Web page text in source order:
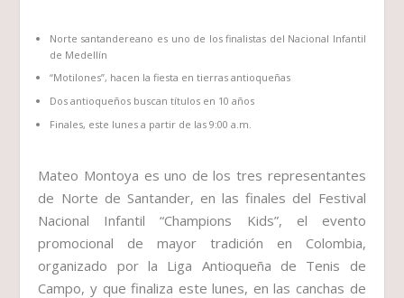
Norte santandereano es uno de los finalistas del Nacional Infantil
de Medellín
“Motilones”, hacen la fiesta en tierras antioqueñas
Dos antioqueños buscan títulos en 10 años
Finales, este lunes a partir de las 9:00 a.m.
Mateo Montoya es uno de los tres representantes
de Norte de Santander, en las finales del Festival
Nacional Infantil “Champions Kids”, el evento
promocional de mayor tradición en Colombia,
organizado por la Liga Antioqueña de Tenis de
Campo, y que finaliza este lunes, en las canchas de